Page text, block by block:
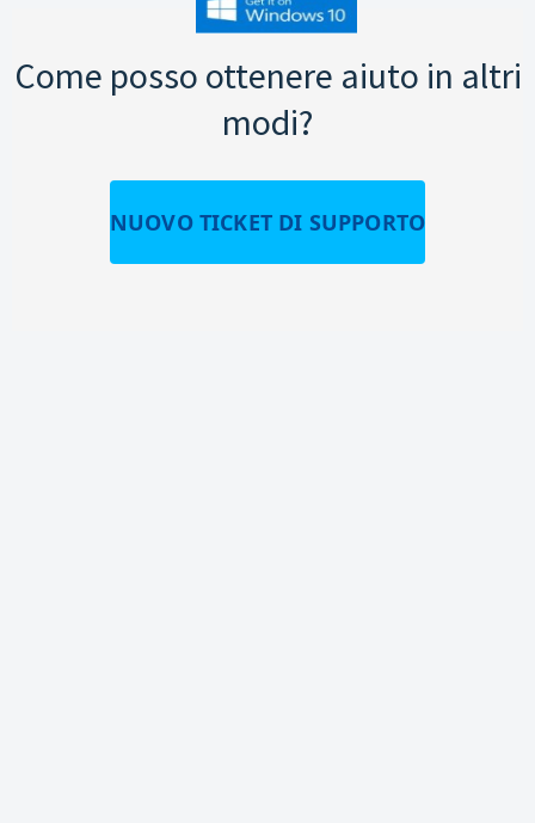
Come posso ottenere aiuto in altri
modi?
NUOVO TICKET DI SUPPORTO